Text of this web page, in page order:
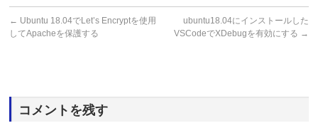
← Ubuntu 18.04でLet’s Encryptを使用
してApacheを保護する
ubuntu18.04にインストールした
VSCodeでXDebugを有効にする →
コメントを残す